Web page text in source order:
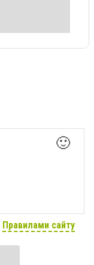
🙂
Правилами сайту